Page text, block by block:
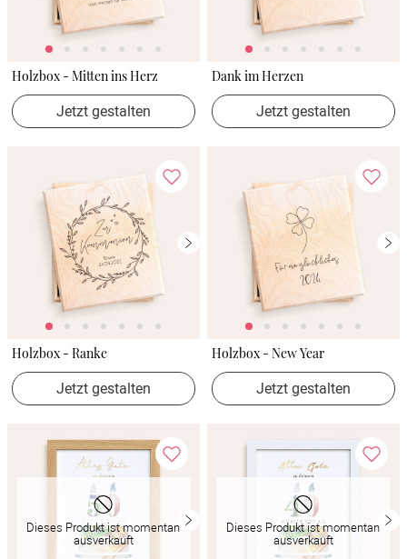
Holzbox - Mitten ins Herz
Jetzt gestalten
Dank im Herzen
Jetzt gestalten
Holzbox - Ranke
Jetzt gestalten
Holzbox - New Year
Jetzt gestalten
Dieses Produkt ist momentan
ausverkauft
Dieses Produkt ist momentan
ausverkauft